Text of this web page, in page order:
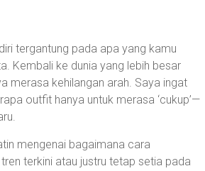
tergantung pada apa yang kamu
Kembali ke dunia yang lebih besar
merasa kehilangan arah. Saya ingat
outfit hanya untuk merasa ‘cukup’—
mengenai bagaimana cara
terkini atau justru tetap setia pada